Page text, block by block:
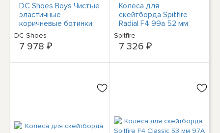
DC Shoes Boys Чистые
эластичные
коричневые ботинки
для скейтбординга 6
средних размеров (D)
для малышей BHFO
DC Shoes
7 978 ₽
Колеса для
скейтборда Spitfire
Radial F4 99a 52 мм
Комплект из 4-х колес
Spitfire
7 326 ₽